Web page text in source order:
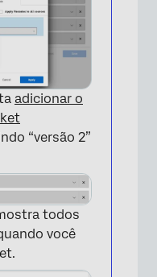
adicionar o
“versão 2”
todos
você